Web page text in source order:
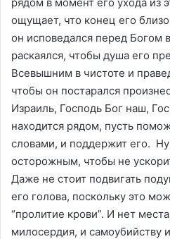
ощущает, что конец его
он исповедался перед Богом
раскаялся, чтобы душа его
Всевышним в чистоте и
чтобы он постарался
Израиль, Господь Бог наш,
находится рядом, пусть
словами, и поддержит его.
осторожным, чтобы не
Даже не стоит подвигать
его голова, поскольку это
“пролитие крови”. И нет
милосердия, и самоубийству